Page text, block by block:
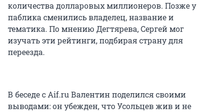
количества долларовых миллионеров. Позже у
паблика сменились владелец, название и
тематика. По мнению Дегтярева, Сергей мог
изучать эти рейтинги, подбирая страну для
переезда.
В беседе с Aif.ru Валентин поделился своими
выводами: он убежден, что Усольцев жив и не